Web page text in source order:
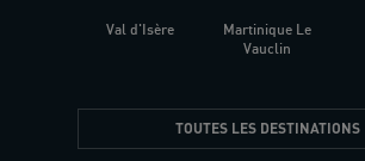
Val d'Isère
Martinique Le
Vauclin
TOUTES LES DESTINATIONS